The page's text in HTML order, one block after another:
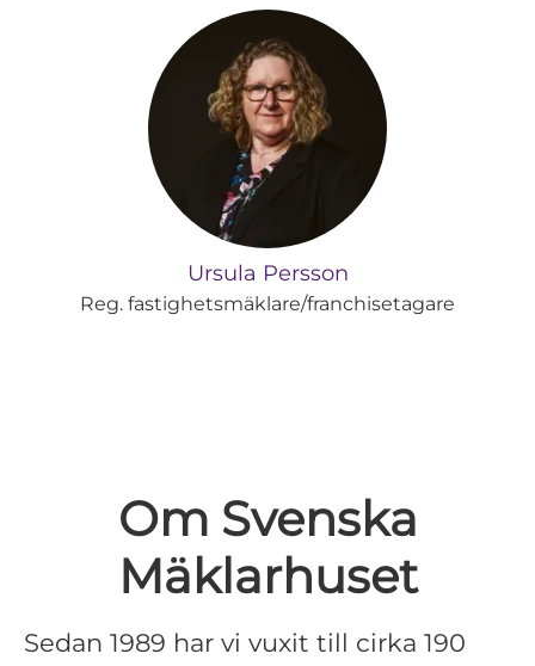
Ursula Persson
Reg. fastighetsmäklare/franchisetagare
Om Svenska
Mäklarhuset
Sedan 1989 har vi vuxit till cirka 190